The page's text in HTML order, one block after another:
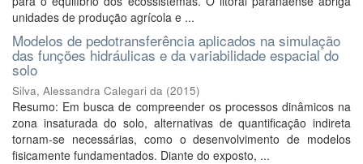
unidades de produção agrícola e ...
Modelos de pedotransferência aplicados na simulação
das funções hidráulicas e da variabilidade espacial do
solo
Silva, Alessandra Calegari da (2015)
Resumo: Em busca de compreender os processos dinâmicos na
zona insaturada do solo, alternativas de quantificação indireta
tornam-se necessárias, como o desenvolvimento de modelos
fisicamente fundamentados. Diante do exposto, ...